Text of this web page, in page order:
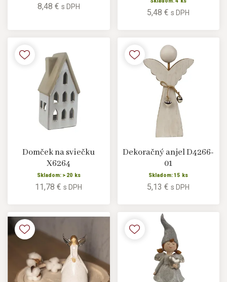
8,48 € s DPH
5,48 €s DPH
Domček na sviečku
X6264
Skladom: > 20 ks
11,78 €s DPH
Dekoračný anjel D4266-
01
Skladom: 15 ks
5,13 €s DPH